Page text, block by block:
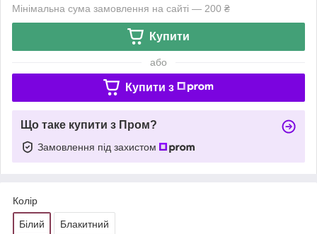
Мінімальна сума замовлення на сайті — 200 ₴
Купити
або
Купити з
Що таке купити з Пром?
Замовлення під захистом
Колір
Білий Блакитний